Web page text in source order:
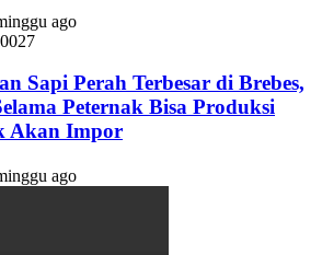
ago
Sapi Perah Terbesar di Brebes,
Peternak Bisa Produksi
Akan Impor
ago